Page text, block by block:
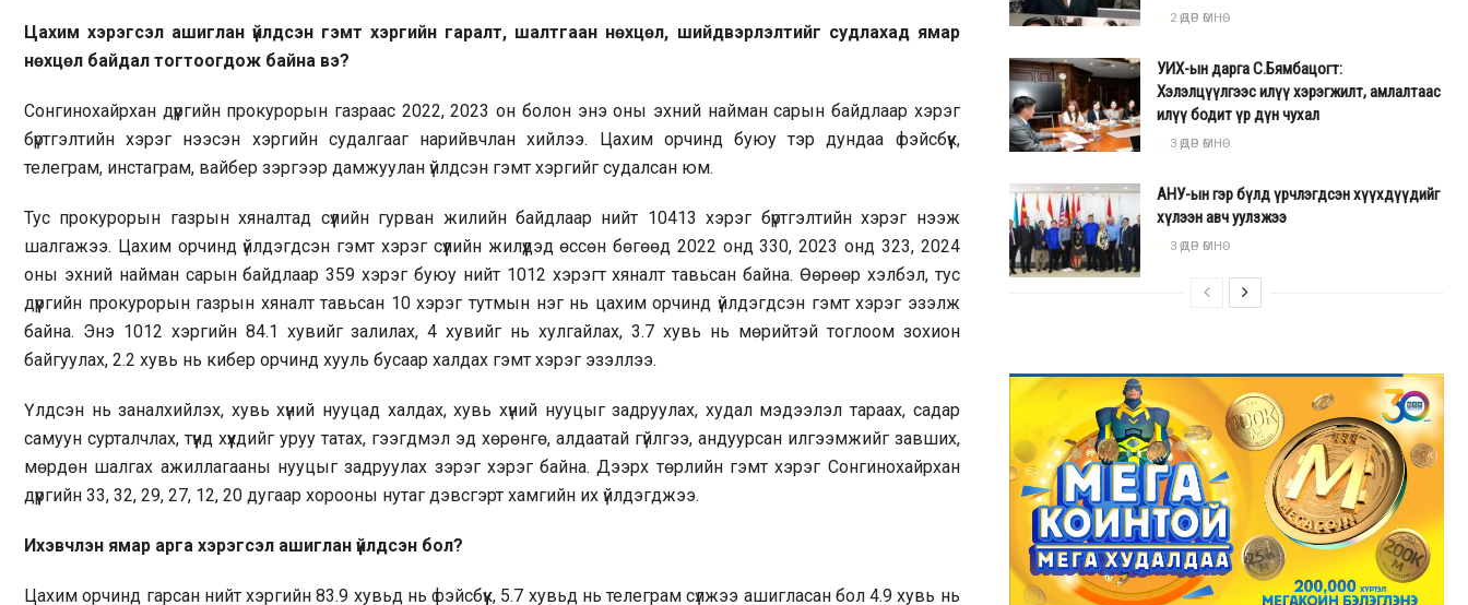
Цахим хэрэгсэл ашиглан үйлдсэн гэмт хэргийн гаралт, шалтгаан нөхцөл, шийдвэрлэлтийг судлахад ямар
нөхцөл байдал тогтоогдож байна вэ?
Сонгинохайрхан дүүргийн прокурорын газраас 2022, 2023 он болон энэ оны эхний найман сарын байдлаар хэрэг
бүртгэлтийн хэрэг нээсэн хэргийн судалгааг нарийвчлан хийлээ. Цахим орчинд буюу тэр дундаа фэйсбүүк,
телеграм, инстаграм, вайбер зэргээр дамжуулан үйлдсэн гэмт хэргийг судалсан юм.
Тус прокурорын газрын хяналтад сүүлийн гурван жилийн байдлаар нийт 10413 хэрэг бүртгэлтийн хэрэг нээж
шалгажээ. Цахим орчинд үйлдэгдсэн гэмт хэрэг сүүлийн жилүүдэд өссөн бөгөөд 2022 онд 330, 2023 онд 323, 2024
оны эхний найман сарын байдлаар 359 хэрэг буюу нийт 1012 хэрэгт хяналт тавьсан байна. Өөрөөр хэлбэл, тус
дүүргийн прокурорын газрын хяналт тавьсан 10 хэрэг тутмын нэг нь цахим орчинд үйлдэгдсэн гэмт хэрэг эзэлж
байна. Энэ 1012 хэргийн 84.1 хувийг залилах, 4 хувийг нь хулгайлах, 3.7 хувь нь мөрийтэй тоглоом зохион
байгуулах, 2.2 хувь нь кибер орчинд хууль бусаар халдах гэмт хэрэг эзэллээ.
Үлдсэн нь заналхийлэх, хувь хүний нууцад халдах, хувь хүний нууцыг задруулах, худал мэдээлэл тараах, садар
самуун сурталчлах, түүнд хүүхдийг уруу татах, гээгдмэл эд хөрөнгө, алдаатай гүйлгээ, андуурсан илгээмжийг завших,
мөрдөн шалгах ажиллагааны нууцыг задруулах зэрэг хэрэг байна. Дээрх төрлийн гэмт хэрэг Сонгинохайрхан
дүүргийн 33, 32, 29, 27, 12, 20 дугаар хорооны нутаг дэвсгэрт хамгийн их үйлдэгджээ.
Ихэвчлэн ямар арга хэрэгсэл ашиглан үйлдсэн бол?
Цахим орчинд гарсан нийт хэргийн 83.9 хувьд нь фэйсбүүк, 5.7 хувьд нь телеграм сүлжээ ашигласан бол 4.9 хувь нь
2 ӨДӨР ӨМНӨ
УИХ-ын дарга С.Бямбацогт:
Хэлэлцүүлгээс илүү хэрэгжилт, амлалтаас
илүү бодит үр дүн чухал
3 ӨДӨР ӨМНӨ
АНУ-ын гэр бүлд үрчлэгдсэн хүүхдүүдийг
хүлээн авч уулзжээ
3 ӨДӨР ӨМНӨ